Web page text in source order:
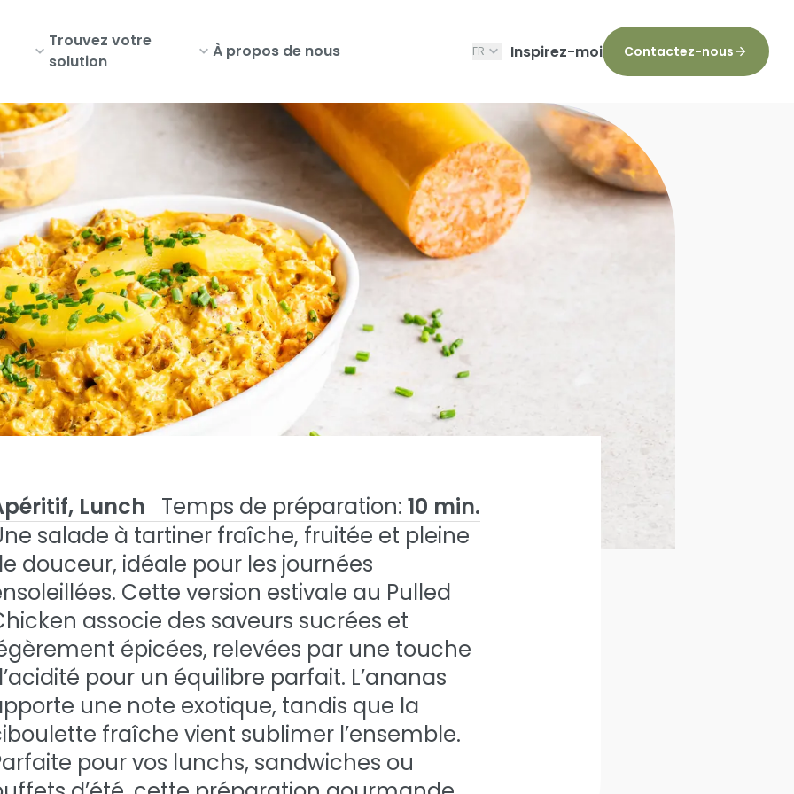
Trouvez votre
solution
À propos de nous FR Inspirez-moi Contactez-nous
Tartiner Au Pulled Chicken
tartiner au
Lunch Temps de préparation: 10 min.
salade à tartiner fraîche, fruitée et pleine
douceur, idéale pour les journées
Cette version estivale au Pulled
associe des saveurs sucrées et
épicées, relevées par une touche
pour un équilibre parfait. L’ananas
une note exotique, tandis que la
fraîche vient sublimer l’ensemble.
pour vos lunchs, sandwiches ou